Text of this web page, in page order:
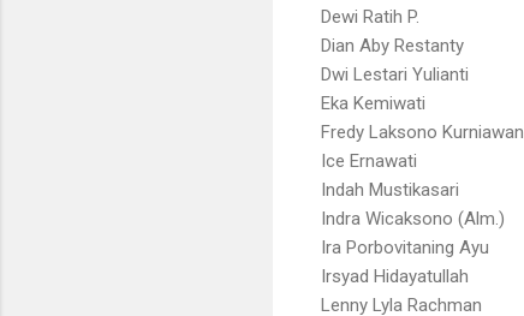
Dewi Ratih P.
Dian Aby Restanty
Dwi Lestari Yulianti
Eka Kemiwati
Fredy Laksono Kurniawan
Ice Ernawati
Indah Mustikasari
Indra Wicaksono (Alm.)
Ira Porbovitaning Ayu
Irsyad Hidayatullah
Lenny Lyla Rachman